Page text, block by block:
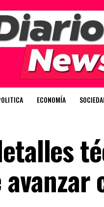
ECONOMÍA